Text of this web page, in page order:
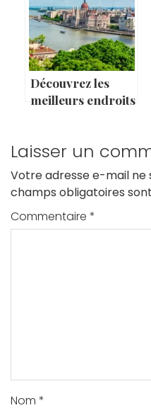
Découvrez les
meilleurs endroits
Laisser un
Votre adresse e-mail ne
champs obligatoires
Commentaire *
Nom *